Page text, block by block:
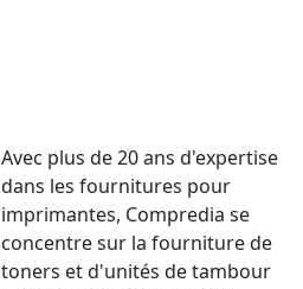
Avec plus de 20 ans d'expertise
dans les fournitures pour
imprimantes, Compredia se
concentre sur la fourniture de
toners et d'unités de tambour